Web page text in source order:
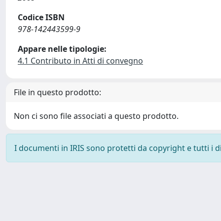
Codice ISBN
978-142443599-9
Appare nelle tipologie:
4.1 Contributo in Atti di convegno
File in questo prodotto:
Non ci sono file associati a questo prodotto.
I documenti in IRIS sono protetti da copyright e tutti i